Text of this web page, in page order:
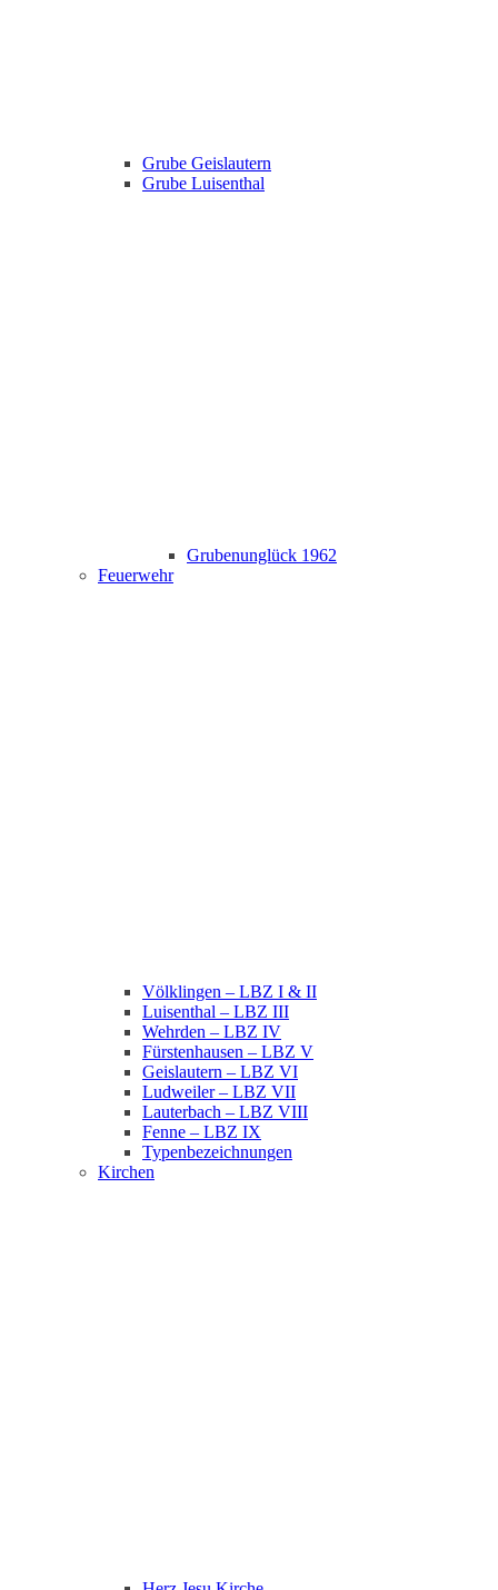
Grube Geislautern
Grube Luisenthal
Grubenunglück 1962
Feuerwehr
Völklingen – LBZ I & II
Luisenthal – LBZ III
Wehrden – LBZ IV
Fürstenhausen – LBZ V
Geislautern – LBZ VI
Ludweiler – LBZ VII
Lauterbach – LBZ VIII
Fenne – LBZ IX
Typenbezeichnungen
Kirchen